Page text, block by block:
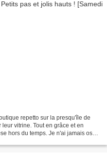
repetto sur la presqu'île de
vitrine. Tout en grâce et en
hors du temps. Je n'ai jamais osé